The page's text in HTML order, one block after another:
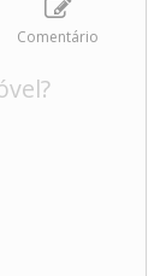
Comentário